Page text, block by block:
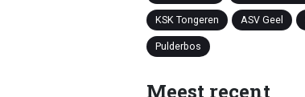
KSK Tongeren ASV Geel
Pulderbos
Meest recent